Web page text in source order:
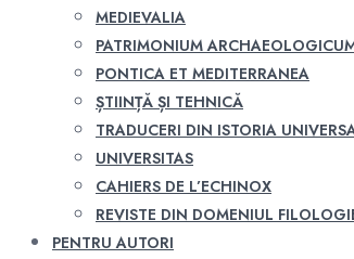
MEDIEVALIA
PATRIMONIUM
PONTICA ET MEDITERRANEA
ȘTIINȚĂ ȘI TEHNICĂ
TRADUCERI DIN ISTORIA
UNIVERSITAS
CAHIERS DE L’ECHINOX
REVISTE DIN DOMENIUL
PENTRU AUTORI